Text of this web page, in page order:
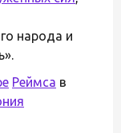
народа и
Реймса в